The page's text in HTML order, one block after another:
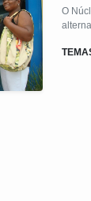
O